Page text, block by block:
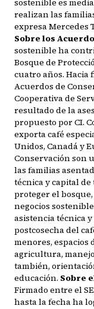
sostenible es
realizan las
expresa Mercedes
Sobre los
sostenible ha
Bosque de
cuatro años. Hacia
Acuerdos de
Cooperativa de
resultado de la
propuesto por CI.
exporta café
Unidos, Canadá y
Conservación son
las familias
técnica y capital de
proteger el
negocios
asistencia técnica
postcosecha del
menores, espacios
agricultura,
también,
educación. Sobre
Firmado entre el
hasta la fecha ha